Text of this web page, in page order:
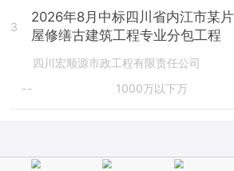
3
2026年8月中标四川省内江市某
屋修缮古建筑工程专业分包工程
四川宏顺源市政工程有限责任公司
--
1000万以下万